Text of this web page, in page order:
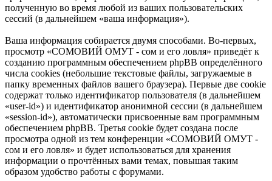
полученную во время любой из ваших пользовательских
сессий (в дальнейшем «ваша информация»).
Ваша информация собирается двумя способами. Во-первых,
просмотр «СОМОВИЙ ОМУТ - сом и его ловля» приведёт к
созданию программным обеспечением phpBB определённого
числа cookies (небольшие текстовые файлы, загружаемые в
папку временных файлов вашего браузера). Первые две cookie
содержат только идентификатор пользователя (в дальнейшем
«user-id») и идентификатор анонимной сессии (в дальнейшем
«session-id»), автоматически присвоенные вам программным
обеспечением phpBB. Третья cookie будет создана после
просмотра одной из тем конференции «СОМОВИЙ ОМУТ -
сом и его ловля» и будет использоваться для хранения
информации о прочтённых вами темах, повышая таким
образом удобство работы с форумами.